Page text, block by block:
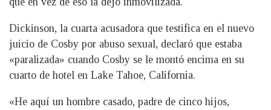
Dickinson, la cuarta acusadora que testifica en el nuevo
juicio de Cosby por abuso sexual, declaró que estaba
«paralizada» cuando Cosby se le montó encima en su
cuarto de hotel en Lake Tahoe, California.
«He aquí un hombre casado, padre de cinco hijos,